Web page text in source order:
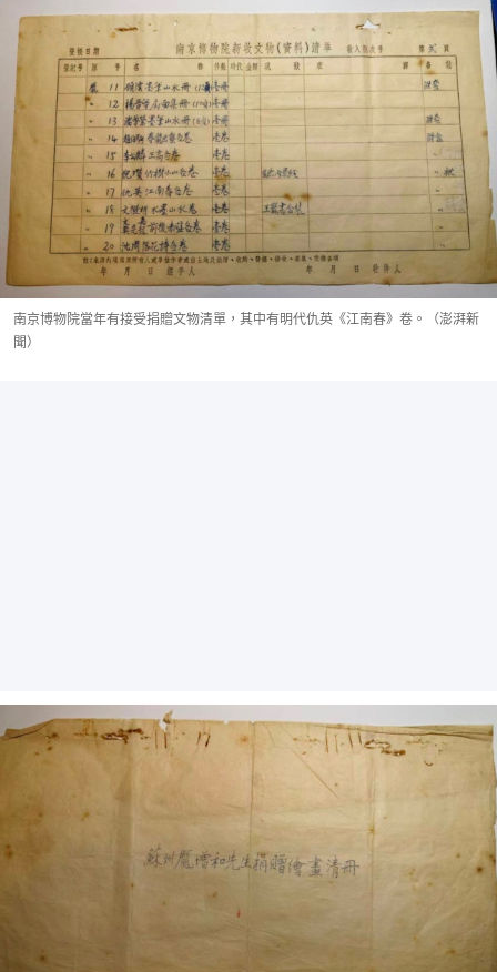
南京博物院當年有接受捐贈文物清單，其中有明代仇英《江南春》卷。（澎湃新
聞）